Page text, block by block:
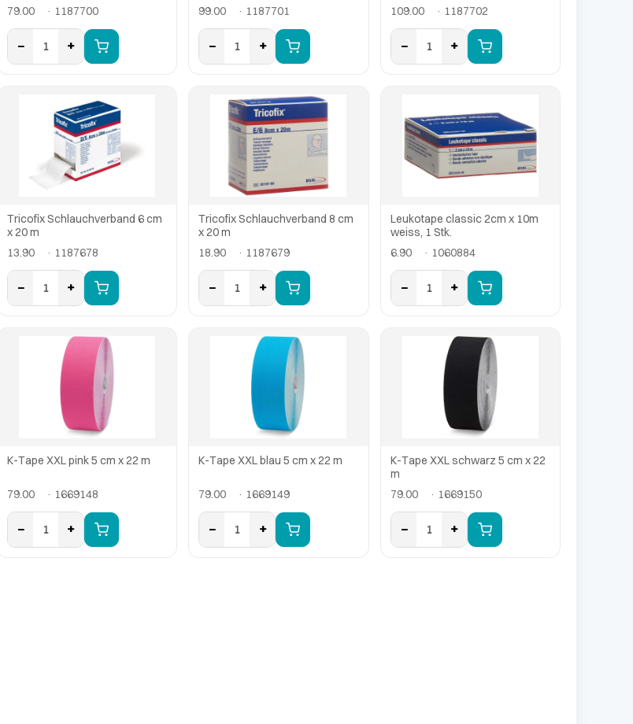
79.00
· 1187700
− 1 +
99.00
· 1187701
− 1 +
109.00
· 1187702
− 1 +
Tricofix Schlauchverband 6 cm
x 20 m
13.90
· 1187678
− 1 +
Tricofix Schlauchverband 8 cm
x 20 m
18.90
· 1187679
− 1 +
Leukotape classic 2cm x 10m
weiss, 1 Stk.
6.90
· 1060884
− 1 +
K-Tape XXL pink 5 cm x 22 m
79.00 · 1669148
− 1 +
K-Tape XXL blau 5 cm x 22 m
79.00 · 1669149
− 1 +
K-Tape XXL schwarz 5 cm x 22
m
79.00
· 1669150
− 1 +